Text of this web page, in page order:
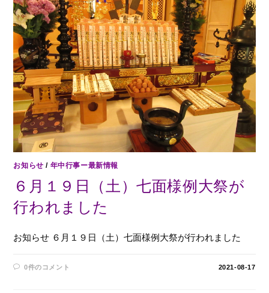
お知らせ / 年中行事ー最新情報
６月１９日（土）七面様例大祭が
行われました
お知らせ ６月１９日（土）七面様例大祭が行われました
0件のコメント 2021-08-17